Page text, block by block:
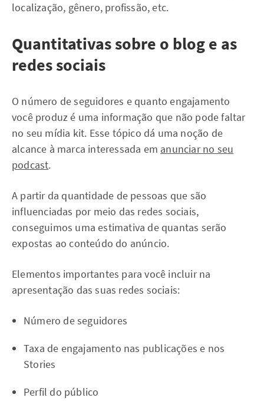
localização, gênero, profissão, etc.
Quantitativas sobre o blog e as
redes sociais
O número de seguidores e quanto engajamento
você produz é uma informação que não pode faltar
no seu mídia kit. Esse tópico dá uma noção de
alcance à marca interessada em anunciar no seu
podcast.
A partir da quantidade de pessoas que são
influenciadas por meio das redes sociais,
conseguimos uma estimativa de quantas serão
expostas ao conteúdo do anúncio.
Elementos importantes para você incluir na
apresentação das suas redes sociais:
Número de seguidores
Taxa de engajamento nas publicações e nos
Stories
Perfil do público
Integração
APOIA.se + Spotify
seus apoiadores e leve seu
podcast para o próximo nível!
Quero saber mais!